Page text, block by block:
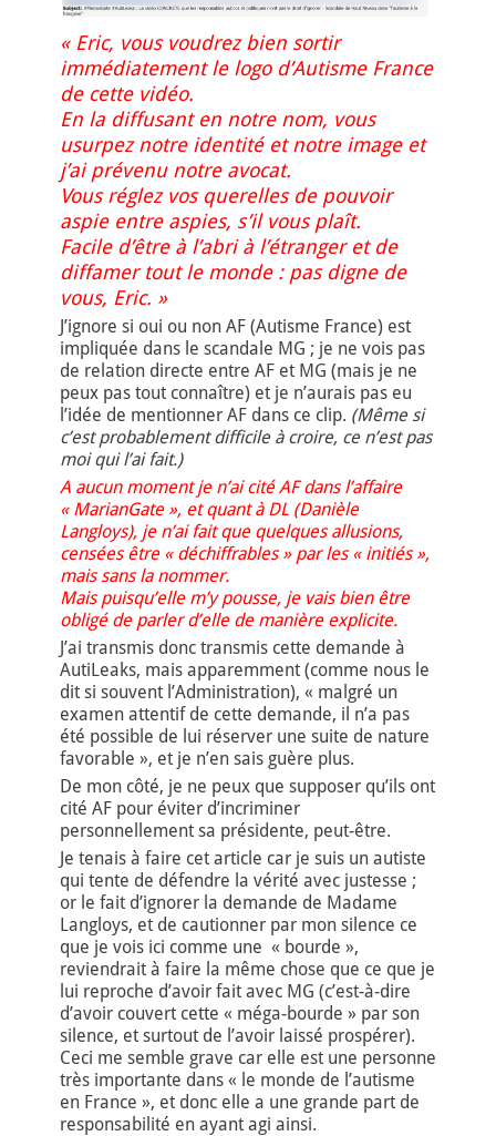
« Eric, vous voudrez bien sortir
immédiatement le logo d’Autisme France
de cette vidéo.
En la diffusant en notre nom, vous
usurpez notre identité et notre image et
j’ai prévenu notre avocat.
Vous réglez vos querelles de pouvoir
aspie entre aspies, s’il vous plaît.
Facile d’être à l’abri à l’étranger et de
diffamer tout le monde : pas digne de
vous, Eric. »
J’ignore si oui ou non AF (Autisme France) est
impliquée dans le scandale MG ; je ne vois pas
de relation directe entre AF et MG (mais je ne
peux pas tout connaître) et je n’aurais pas eu
l’idée de mentionner AF dans ce clip. (Même si
c’est probablement difficile à croire, ce n’est pas
moi qui l’ai fait.)
A aucun moment je n’ai cité AF dans l’affaire
« MarianGate », et quant à DL (Danièle
Langloys), je n’ai fait que quelques allusions,
censées être « déchiffrables » par les « initiés »,
mais sans la nommer.
Mais puisqu’elle m’y pousse, je vais bien être
obligé de parler d’elle de manière explicite.
J’ai transmis donc transmis cette demande à
AutiLeaks, mais apparemment (comme nous le
dit si souvent l’Administration), « malgré un
examen attentif de cette demande, il n’a pas
été possible de lui réserver une suite de nature
favorable », et je n’en sais guère plus.
De mon côté, je ne peux que supposer qu’ils ont
cité AF pour éviter d’incriminer
personnellement sa présidente, peut-être.
Je tenais à faire cet article car je suis un autiste
qui tente de défendre la vérité avec justesse ;
or le fait d’ignorer la demande de Madame
Langloys, et de cautionner par mon silence ce
que je vois ici comme une « bourde »,
reviendrait à faire la même chose que ce que je
lui reproche d’avoir fait avec MG (c’est-à-dire
d’avoir couvert cette « méga-bourde » par son
silence, et surtout de l’avoir laissé prospérer).
Ceci me semble grave car elle est une personne
très importante dans « le monde de l’autisme
en France », et donc elle a une grande part de
responsabilité en ayant agi ainsi.